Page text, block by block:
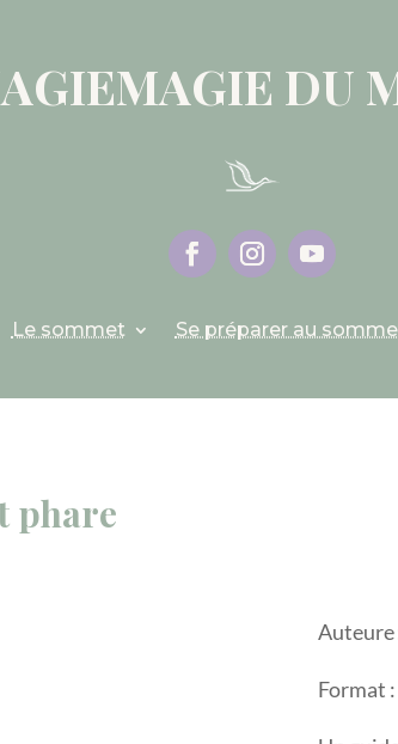
DU
Le sommet Se préparer au
phare
Auteure
Format